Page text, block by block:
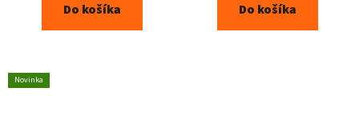
Do košíka Do košíka
Novinka